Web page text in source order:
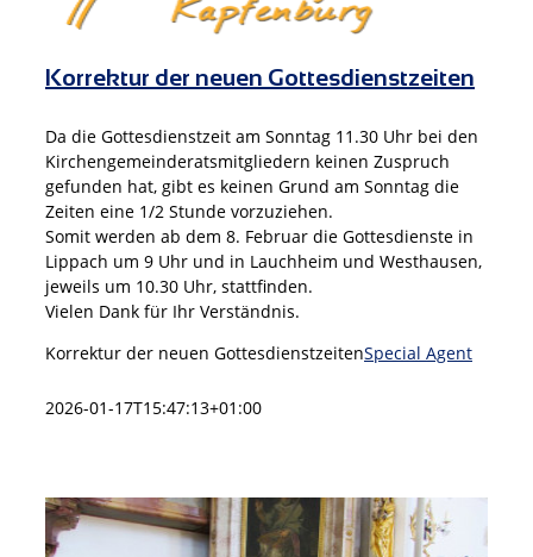
Korrektur der neuen Gottesdienstzeiten
Da die Gottesdienstzeit am Sonntag 11.30 Uhr bei den
Kirchengemeinderatsmitgliedern keinen Zuspruch
gefunden hat, gibt es keinen Grund am Sonntag die
Zeiten eine 1/2 Stunde vorzuziehen.
Somit werden ab dem 8. Februar die Gottesdienste in
Lippach um 9 Uhr und in Lauchheim und Westhausen,
jeweils um 10.30 Uhr, stattfinden.
Vielen Dank für Ihr Verständnis.
Korrektur der neuen GottesdienstzeitenSpecial Agent
2026-01-17T15:47:13+01:00